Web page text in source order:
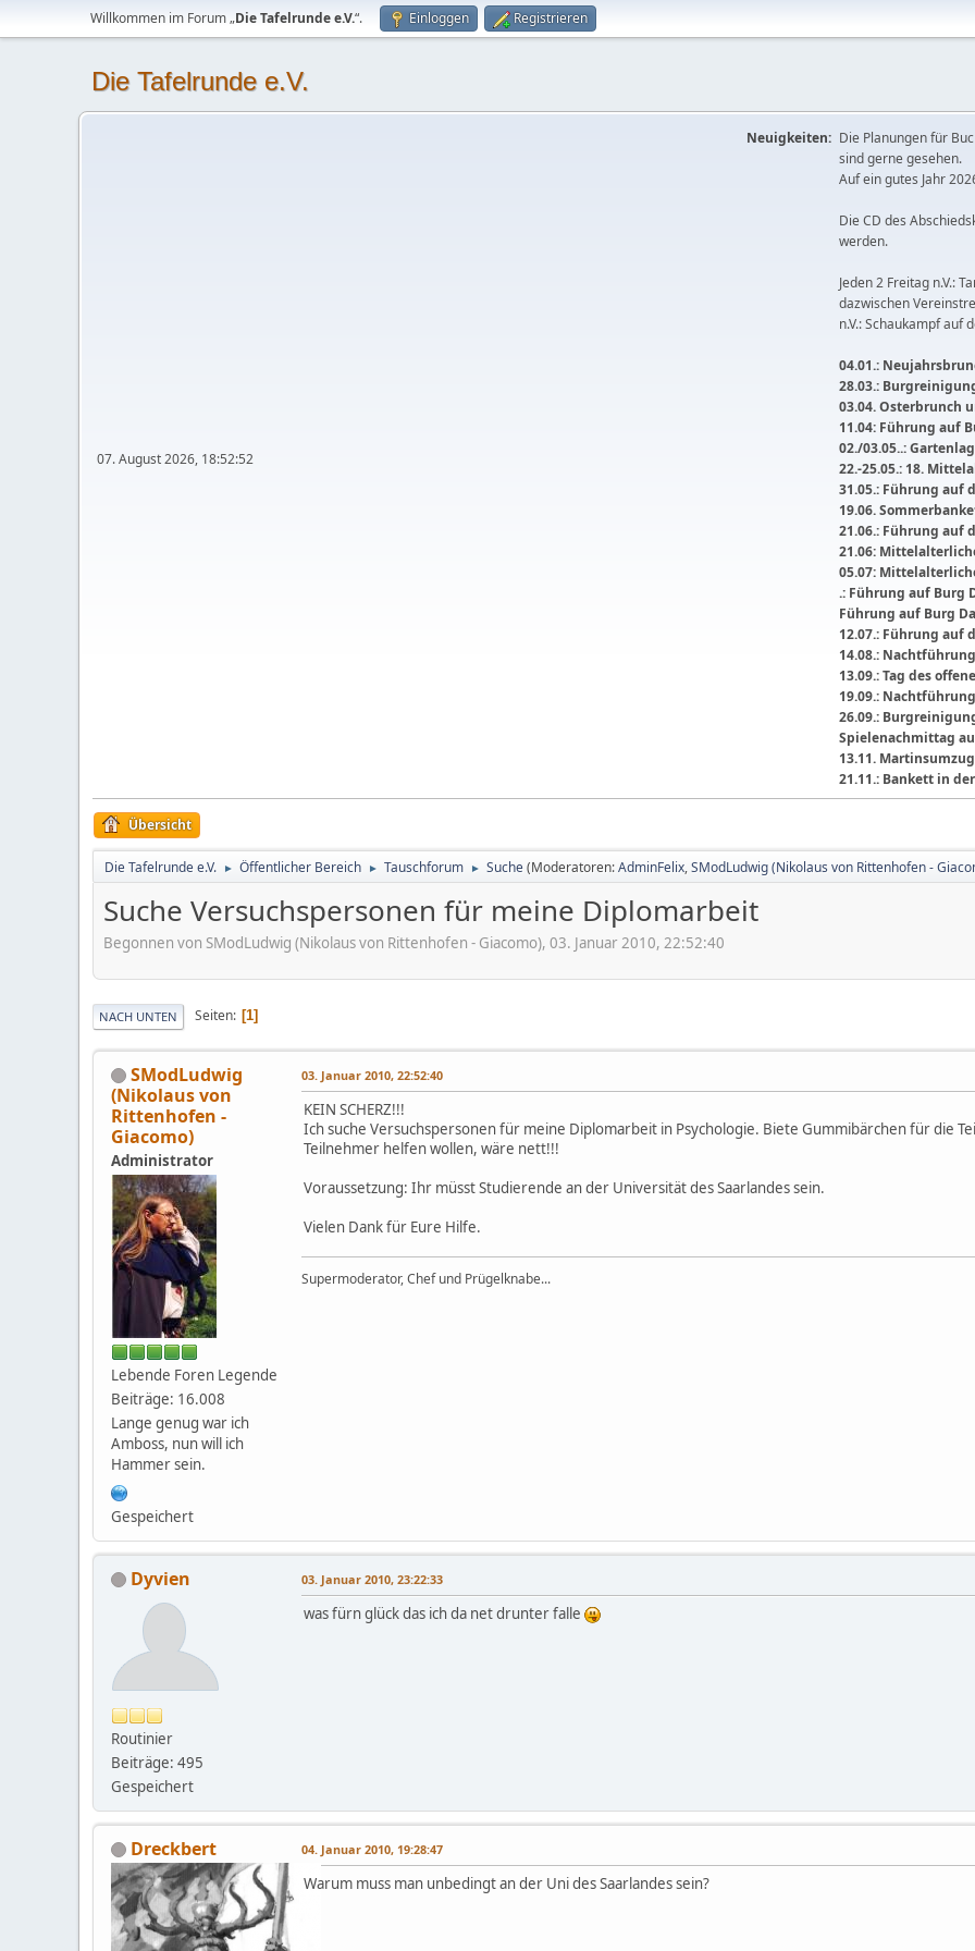
Willkommen im Forum „Die Tafelrunde e.V.“. Einloggen Registrieren
Die Tafelrunde e.V.
07. August 2026, 18:52:52
Neuigkeiten: Die Planungen für
sind gerne gesehen.
Auf ein gutes Jahr
Die CD des
werden.
Jeden 2 Freitag n.V.:
dazwischen
n.V.: Schaukampf auf
04.01.:
28.03.:
03.04. Osterbrunch
11.04: Führung auf
02./03.05..:
22.-25.05.: 18.
31.05.: Führung auf
19.06.
21.06.: Führung auf
21.06:
05.07:
.: Führung auf Burg
Führung auf Burg
12.07.: Führung auf
14.08.:
13.09.: Tag des
19.09.:
26.09.:
Spielenachmittag
13.11.
21.11.: Bankett in
Übersicht
Die Tafelrunde e.V. ► Öffentlicher Bereich ► Tauschforum ► Suche(Moderatoren:AdminFelix,SModLudwig (Nikolaus von Rittenhofen -
Suche Versuchspersonen für meine Diplomarbeit
Begonnen von SModLudwig (Nikolaus von Rittenhofen - Giacomo), 03. Januar 2010, 22:52:40
NACH UNTEN Seiten 1
SModLudwig
(Nikolaus von
Rittenhofen -
Giacomo)
Administrator
Lebende Foren Legende
Beiträge: 16.008
Lange genug war ich
Amboss, nun will ich
Hammer sein.
Gespeichert
03. Januar 2010, 22:52:40
KEIN SCHERZ!!!
Ich suche Versuchspersonen für meine Diplomarbeit in Psychologie. Biete Gummibärchen für die
Teilnehmer helfen wollen, wäre nett!!!
Voraussetzung: Ihr müsst Studierende an der Universität des Saarlandes sein.
Vielen Dank für Eure Hilfe.
Supermoderator, Chef und Prügelknabe...
Dyvien
Routinier
Beiträge: 495
Gespeichert
03. Januar 2010, 23:22:33
was fürn glück das ich da net drunter falle
Dreckbert 04. Januar 2010, 19:28:47
Warum muss man unbedingt an der Uni des Saarlandes sein?